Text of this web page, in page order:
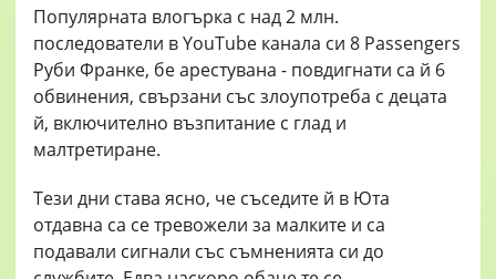
Популярната влогърка с над 2 млн.
последователи в YouTube канала си 8 Passengers
Руби Франке, бе арестувана - повдигнати са й 6
обвинения, свързани със злоупотреба с децата
й, включително възпитание с глад и
малтретиране.
Тези дни става ясно, че съседите й в Юта
отдавна са се тревожели за малките и са
подавали сигнали със съмненията си до